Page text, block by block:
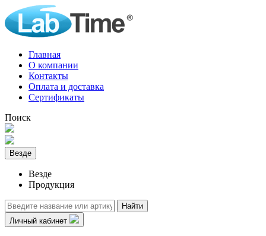
Главная
О компании
Контакты
Оплата и доставка
Сертификаты
Поиск
Везде
Везде
Продукция
Найти
Личный кабинет